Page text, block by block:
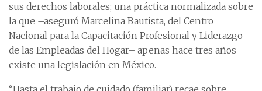
sus derechos laborales; una práctica normalizada sobre
la que –aseguró Marcelina Bautista, del Centro
Nacional para la Capacitación Profesional y Liderazgo
de las Empleadas del Hogar– apenas hace tres años
existe una legislación en México.